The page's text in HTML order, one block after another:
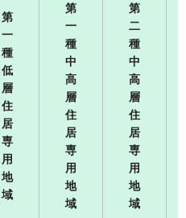
第
一
種
低
層
住
居
専
用
地
域
第
一
種
中
高
層
住
居
専
用
地
域
第
二
種
中
高
層
住
居
専
用
地
域